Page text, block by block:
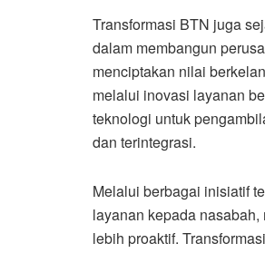
Transformasi BTN juga
dalam membangun
menciptakan nilai
melalui inovasi layanan
teknologi untuk
dan terintegrasi.
Melalui berbagai inisiatif
layanan kepada
lebih proaktif.